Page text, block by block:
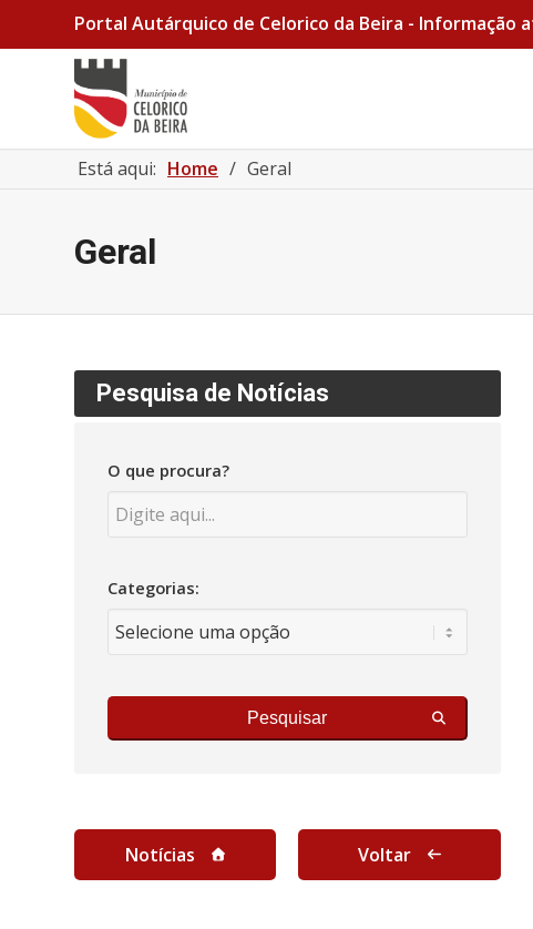
Portal Autárquico de Celorico da Beira - Informação
Está aqui: Home / Geral
Geral
Pesquisa de Notícias
O que procura?
Categorias:
Pesquisar
Notícias Voltar